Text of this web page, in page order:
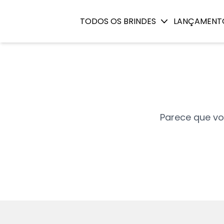
TODOS OS BRINDES
Parece que